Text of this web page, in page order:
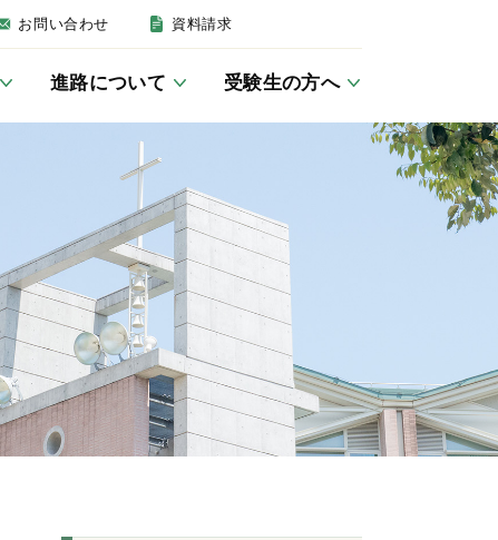
お問い合わせ 資料請求
建学の精神・沿革
いじめ防止基本方針
防災
英語教育について
JSG講座／学習室
女子聖学院の一日
キリスト教活動
クラブ活動
進路について
卒業後の進路
受験生の方へ
募集要項
帰国生の方へ